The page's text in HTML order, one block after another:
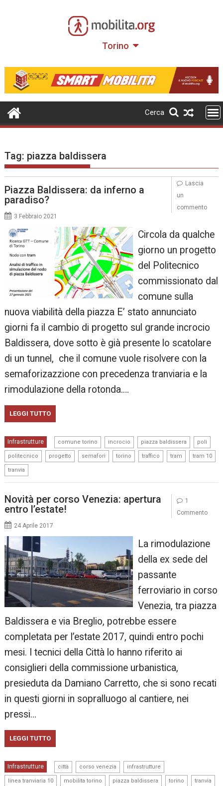
Torino
Cerca
Tag: piazza baldissera
Piazza Baldissera: da inferno a
paradiso?
3 Febbraio 2021
Circola da qualche
giorno un progetto
del Politecnico
commissionato dal
comune sulla
nuova viabilità della piazza E’ stato annunciato
giorni fa il cambio di progetto sul grande incrocio
Baldissera, dove sotto è già presente lo scatolare
di un tunnel, che il comune vuole risolvere con la
semaforizazzione con precedenza tranviaria e la
rimodulazione della rotonda.…
LEGGI TUTTO
Infrastrutture comune torino incrocio piazza baldissera poli
politecnico progetto semafori torino traffico tram tram 10
tranvia
Lascia
un
commento
Novità per corso Venezia: apertura
entro l’estate!
24 Aprile 2017
La rimodulazione
della ex sede del
passante
ferroviario in corso
Venezia, tra piazza
Baldissera e via Breglio, potrebbe essere
completata per l’estate 2017, quindi entro pochi
mesi. I tecnici della Città lo hanno riferito ai
consiglieri della commissione urbanistica,
presieduta da Damiano Carretto, che si sono recati
in questi giorni in sopralluogo al cantiere, nei
pressi…
LEGGI TUTTO
Infrastrutture città corso venezia infrastrutture
linea tranviaria 10 mobilita torino piazza baldissera torino tranvia
1
Commento